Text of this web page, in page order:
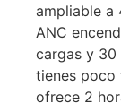
ampliable a
ANC
cargas y 30
tienes poco
ofrece 2